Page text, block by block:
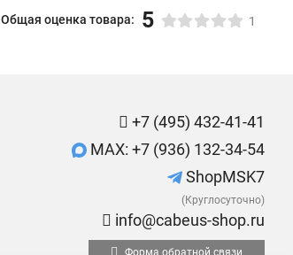
Общая оценка товара: 5 1
+7 (495) 432-41-41
MAX: +7 (936) 132-34-54
ShopMSK7
(Круглосуточно)
info@cabeus-shop.ru
Форма обратной связи